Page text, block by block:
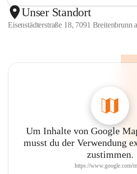
Unser Standort
Eisenstädterstraße 18, 7091 Breitenbrunn
Um Inhalte von Google
musst du der Verwendung
zustimmen.
https://www.google.com/